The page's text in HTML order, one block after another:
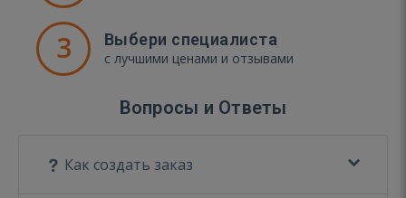
3 Выбери специалиста
с лучшими ценами и отзывами
Вопросы и Ответы
Как создать заказ